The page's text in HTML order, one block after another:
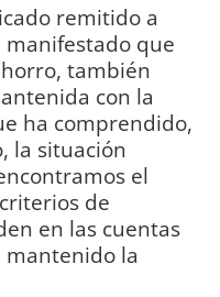
remitido a
manifestado que
también
con la
ha comprendido,
la situación
el
de
en las cuentas
mantenido la